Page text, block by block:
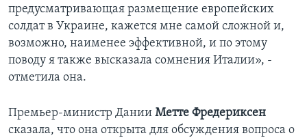
предусматривающая размещение европейских
солдат в Украине, кажется мне самой сложной и,
возможно, наименее эффективной, и по этому
поводу я также высказала сомнения Италии», -
отметила она.
Премьер-министр Дании Метте Фредериксен
сказала, что она открыта для обсуждения вопроса о